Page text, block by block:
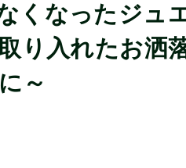
くなったジュ
り入れたお洒
～